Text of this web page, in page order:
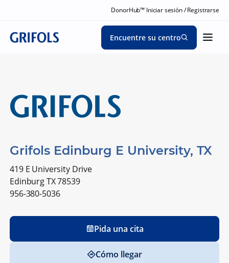
DonorHub™ Iniciar sesión / Registrarse
Encuentre su centro
Grifols Edinburg E University, TX
419 E University Drive
Edinburg TX 78539
956-380-5036
Pida una cita
Cómo llegar